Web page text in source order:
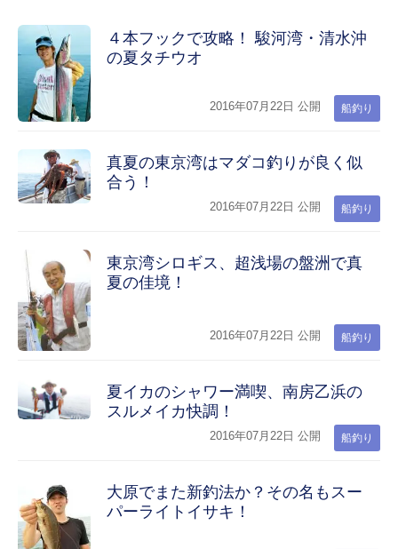
４本フックで攻略！ 駿河湾・清水沖
の夏タチウオ
船釣り
2016年07月22日 公開
真夏の東京湾はマダコ釣りが良く似
合う！
船釣り
2016年07月22日 公開
東京湾シロギス、超浅場の盤洲で真
夏の佳境！
船釣り
2016年07月22日 公開
夏イカのシャワー満喫、南房乙浜の
スルメイカ快調！
船釣り
2016年07月22日 公開
大原でまた新釣法か？その名もスー
パーライトイサキ！